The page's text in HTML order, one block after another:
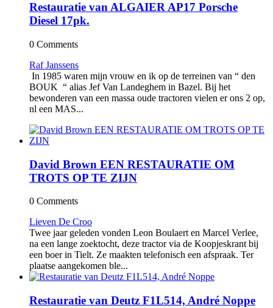
Restauratie van ALGAIER AP17 Porsche
Diesel 17pk.
0 Comments
Raf Janssens
In 1985 waren mijn vrouw en ik op de terreinen van “ den
BOUK “ alias Jef Van Landeghem in Bazel. Bij het
bewonderen van een massa oude tractoren vielen er ons 2 op,
nl een MAS...
David Brown EEN RESTAURATIE OM
TROTS OP TE ZIJN
0 Comments
Lieven De Croo
Twee jaar geleden vonden Leon Boulaert en Marcel Verlee,
na een lange zoektocht, deze tractor via de Koopjeskrant bij
een boer in Tielt. Ze maakten telefonisch een afspraak. Ter
plaatse aangekomen ble...
Restauratie van Deutz F1L514, André Noppe